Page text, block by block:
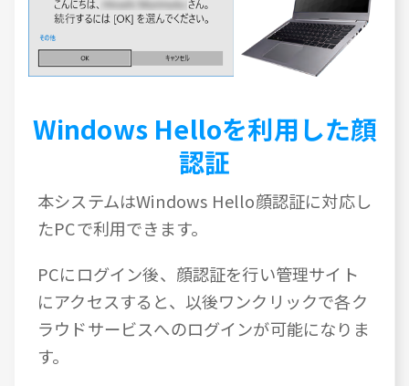
Windows Helloを利用した顔
認証
本システムはWindows Hello顔認証に対応し
たPCで利用できます。
PCにログイン後、顔認証を行い管理サイト
にアクセスすると、以後ワンクリックで各ク
ラウドサービスへのログインが可能になりま
す。